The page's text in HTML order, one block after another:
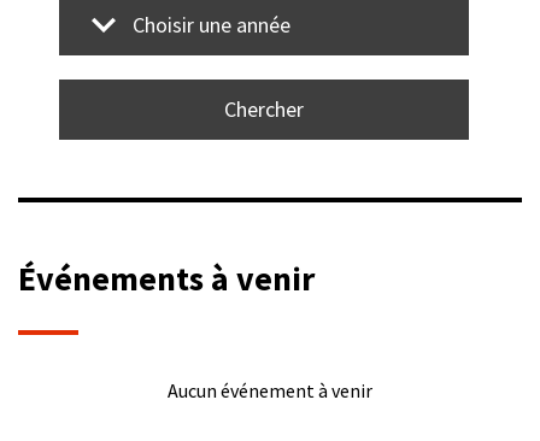
Choisir une année
Événements à venir
Aucun événement à venir